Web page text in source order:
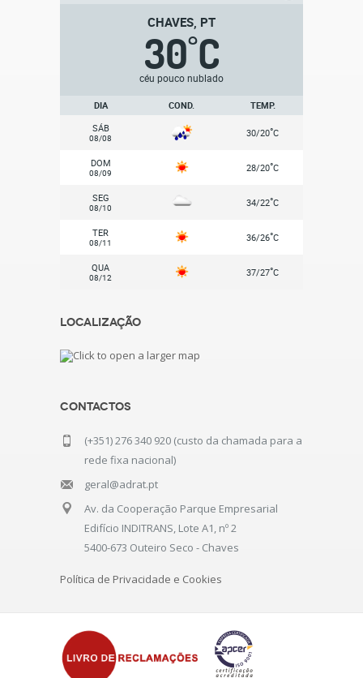
CHAVES, PT
30°C
céu pouco nublado
DIA COND.
TEMP.
SÁB
08/08 30/20°C
DOM
08/09 28/20°C
SEG
08/10 34/22°C
TER
08/11 36/26°C
QUA
08/12 37/27°C
Localização
Contactos
(+351) 276 340 920 (custo da chamada para a
rede fixa nacional)
geral@adrat.pt
Av. da Cooperação Parque Empresarial
Edifício INDITRANS, Lote A1, nº 2
5400-673 Outeiro Seco - Chaves
Política de Privacidade e Cookies